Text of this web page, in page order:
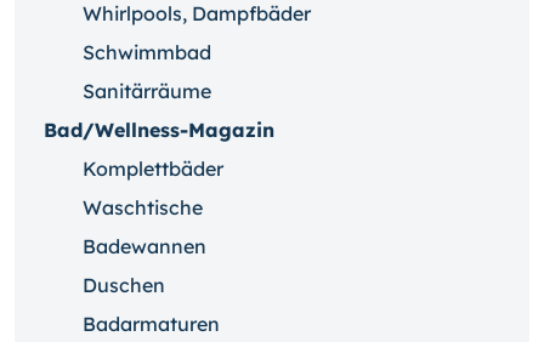
Whirlpools, Dampfbäder
Schwimmbad
Sanitärräume
Bad/Wellness-Magazin
Komplettbäder
Waschtische
Badewannen
Duschen
Badarmaturen